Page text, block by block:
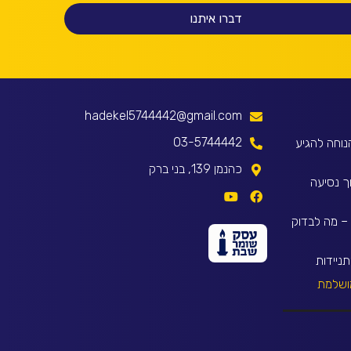
דברו איתנו
להגיע
נסיעה
– מה לבדוק
hadekel5744442@gmail.com
03-5744442
כהנמן 139, בני ברק